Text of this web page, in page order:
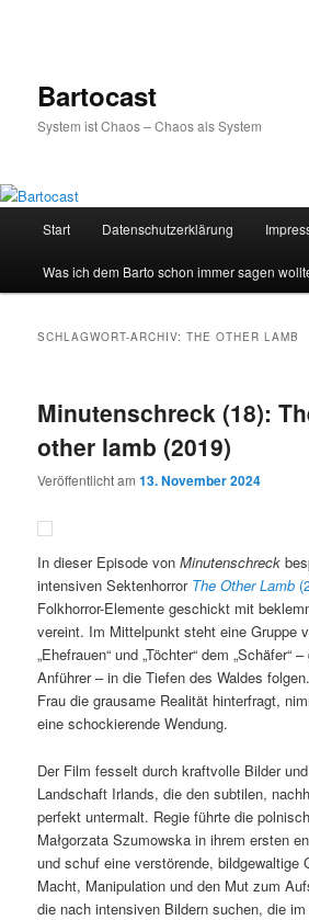
Bartocast
System ist Chaos – Chaos als System
Start Datenschutzerklärung
Was ich dem Barto schon immer sagen
SCHLAGWORT-ARCHIV:THE OTHER LAMB
Minutenschreck (18):
other lamb (2019)
Veröffentlicht am13. November 2024
In dieser Episode vonMinutenschreck
intensiven Sektenhorror The Other Lamb
Folkhorror-Elemente geschickt mit
vereint. Im Mittelpunkt steht eine Gruppe
„Ehefrauen“ und „Töchter“ dem „Schäfer“
Anführer – in die Tiefen des Waldes
Frau die grausame Realität hinterfragt,
eine schockierende Wendung.
Der Film fesselt durch kraftvolle Bilder
Landschaft Irlands, die den subtilen,
perfekt untermalt. Regie führte die
Małgorzata Szumowska in ihrem ersten
und schuf eine verstörende, bildgewaltige
Macht, Manipulation und den Mut zum
die nach intensiven Bildern suchen, die